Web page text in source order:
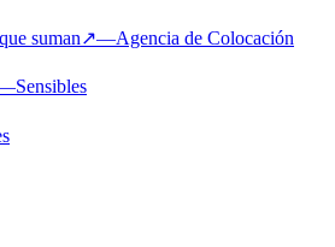
suman↗—Agencia de Colocación
Sensibles